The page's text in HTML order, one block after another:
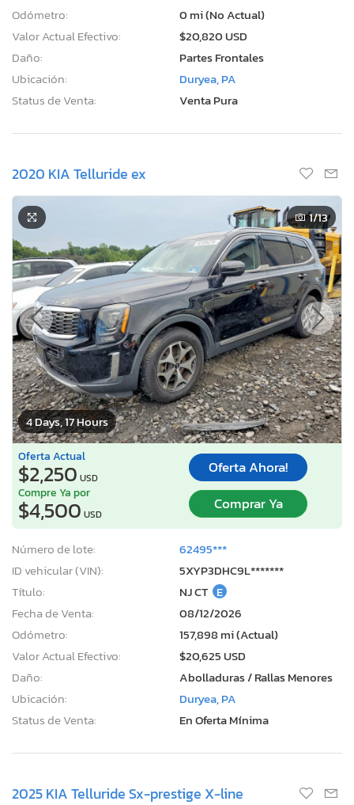
Odómetro:
0 mi (No Actual)
Valor Actual Efectivo:
$20,820 USD
Daño:
Partes Frontales
Ubicación:
Duryea, PA
Status de Venta:
Venta Pura
2020 KIA Telluride ex
4 Days, 17 Hours
1/13
Oferta Actual
$2,250 USD
Oferta Ahora!
Compre Ya por
$4,500 USD
Comprar Ya
Número de lote:
62495***
ID vehicular (VIN):
5XYP3DHC9L*******
Título:
NJ CT E
Fecha de Venta:
08/12/2026
Odómetro:
157,898 mi (Actual)
Valor Actual Efectivo:
$20,625 USD
Daño:
Abolladuras / Rallas Menores
Ubicación:
Duryea, PA
Status de Venta:
En Oferta Mínima
2025 KIA Telluride Sx-prestige X-line